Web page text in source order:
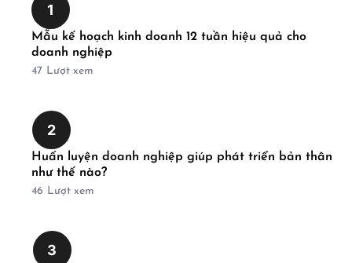
1
Mẫu kế hoạch kinh doanh 12 tuần hiệu quả cho
doanh nghiệp
47 Lượt xem
2
Huấn luyện doanh nghiệp giúp phát triển bản thân
như thế nào?
46 Lượt xem
3